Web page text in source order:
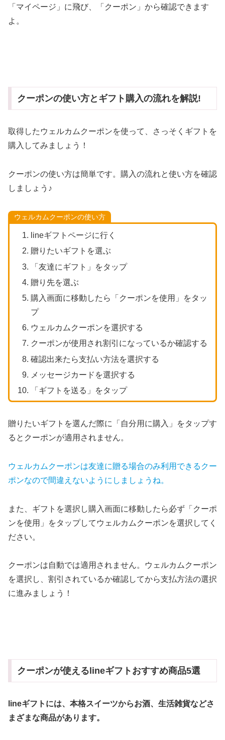
「マイページ」に飛び、「クーポン」から確認できます
よ。
クーポンの使い方とギフト購入の流れを解説!
取得したウェルカムクーポンを使って、さっそくギフトを
購入してみましょう！
クーポンの使い方は簡単です。購入の流れと使い方を確認
しましょう♪
ウェルカムクーポンの使い方
lineギフトページに行く
贈りたいギフトを選ぶ
「友達にギフト」をタップ
贈り先を選ぶ
購入画面に移動したら「クーポンを使用」をタッ
プ
ウェルカムクーポンを選択する
クーポンが使用され割引になっているか確認する
確認出来たら支払い方法を選択する
メッセージカードを選択する
「ギフトを送る」をタップ
贈りたいギフトを選んだ際に「自分用に購入」をタップす
るとクーポンが適用されません。
ウェルカムクーポンは友達に贈る場合のみ利用できるクー
ポンなので間違えないようにしましょうね。
また、ギフトを選択し購入画面に移動したら必ず「クーポ
ンを使用」をタップしてウェルカムクーポンを選択してく
ださい。
クーポンは自動では適用されません。ウェルカムクーポン
を選択し、割引されているか確認してから支払方法の選択
に進みましょう！
クーポンが使えるlineギフトおすすめ商品5選
lineギフトには、本格スイーツからお酒、生活雑貨などさ
まざまな商品があります。